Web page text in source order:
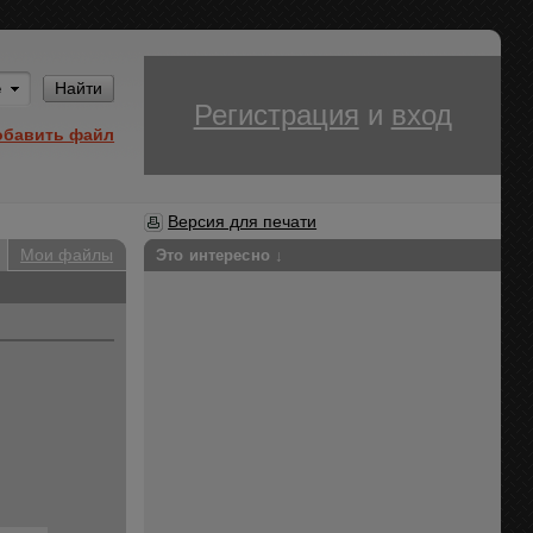
Найти
файл
Регистрация и вход
Версия для печати
Мои файлы
Это интересно ↓